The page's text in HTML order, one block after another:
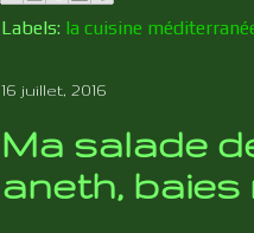
Labels: la cuisine
16 juillet, 2016
Ma salade
aneth,